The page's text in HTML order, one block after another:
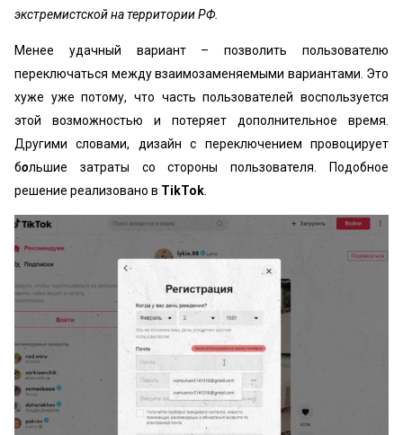
экстремистской на территории РФ.
Менее удачный вариант – позволить пользователю
переключаться между взаимозаменяемыми вариантами. Это
хуже уже потому, что часть пользователей воспользуется
этой возможностью и потеряет дополнительное время.
Другими словами, дизайн с переключением провоцирует
большие затраты со стороны пользователя. Подобное
решение реализовано в TikTok